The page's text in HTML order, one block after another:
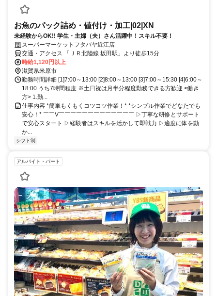
お魚のパック詰め・値付け・加工|02|XN
未経験からOK!! 学生・主婦（夫）さん活躍中！スキル不要！
スーパーマーケットフタバヤ近江店
交通・アクセス 「ＪＲ北陸線 坂田駅」より徒歩15分
時給1,120円以上
滋賀県米原市
勤務時間詳細 [1]7:00～13:00 [2]8:00～13:00 [3]7:00～15:30 [4]6:00～
18:00 うち7時間程度 ※土日祝は月半分程度勤務できる方歓迎 <働き
方> 1.勤...
仕事内容 *簡単もくもくコツコツ作業！* *シンプル作業でどなたでも
安心！* ￣￣V￣￣￣￣￣￣￣￣￣￣￣￣￣ ▷丁寧な研修とサポート
で安心スタート ▷経験者はスキルを活かして即戦力 ▷適度に体を動
か...
シフト制
アルバイト・パート